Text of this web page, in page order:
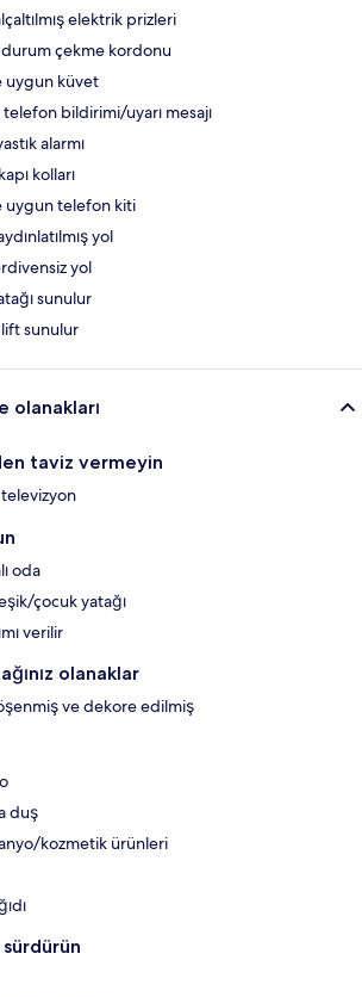
elektrik prizleri
durum çekme kordonu
uygun küvet
telefon bildirimi/uyarı mesajı
alarmı
kolları
uygun telefon kiti
yol
yol
sunulur
lift sunulur
olanakları
taviz vermeyin
oda
çocuk yatağı
verilir
olanaklar
ve dekore edilmiş
duş
kozmetik ürünleri
sürdürün